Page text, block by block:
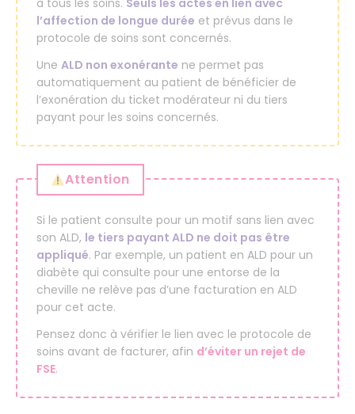
à tous les soins. Seuls les actes en lien avec
l’affection de longue durée et prévus dans le
protocole de soins sont concernés.
Une ALD non exonérante ne permet pas
automatiquement au patient de bénéficier de
l’exonération du ticket modérateur ni du tiers
payant pour les soins concernés.
Attention
Si le patient consulte pour un motif sans lien avec
son ALD, le tiers payant ALD ne doit pas être
appliqué. Par exemple, un patient en ALD pour un
diabète qui consulte pour une entorse de la
cheville ne relève pas d’une facturation en ALD
pour cet acte.
Pensez donc à vérifier le lien avec le protocole de
soins avant de facturer, afin d’éviter un rejet de
FSE.